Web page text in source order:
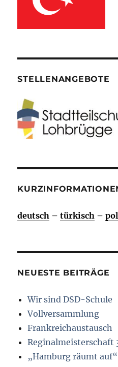
STELLENANGEBOTE
deutsch –türkisch –
NEUESTE BEITRÄGE
Wir sind DSD-Schule
Vollversammlung
Frankreichaustausch
Reginalmeisterschaft
„Hamburg räumt